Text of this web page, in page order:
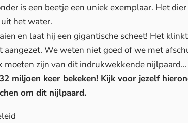
is een beetje een uniek exemplaar. Het
het water.
en laat hij een gigantische scheet! Het
aangezet. We weten niet goed of we met
moeten zijn van dit indrukwekkende nijlpaard…
miljoen keer bekeken! Kijk voor jezelf
om dit nijlpaard.